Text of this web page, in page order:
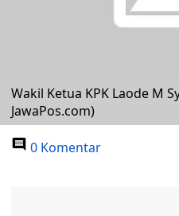
Wakil Ketua KPK Laode M
JawaPos.com)
0 Komentar